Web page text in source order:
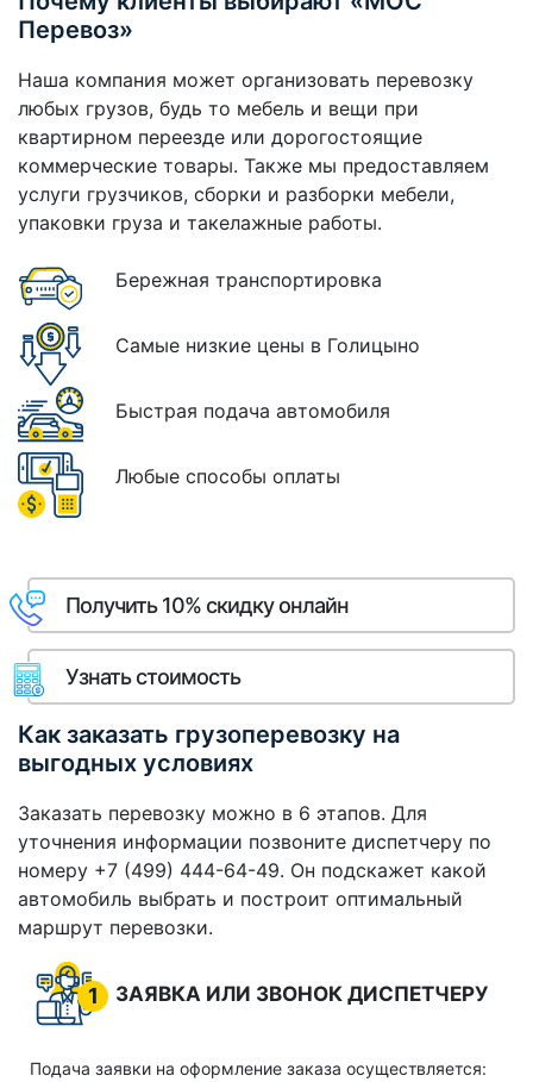
Перевоз»
Наша компания может организовать перевозку
любых грузов, будь то мебель и вещи при
квартирном переезде или дорогостоящие
коммерческие товары. Также мы предоставляем
услуги грузчиков, сборки и разборки мебели,
упаковки груза и такелажные работы.
Бережная транспортировка
Самые низкие цены в Голицыно
Быстрая подача автомобиля
Любые способы оплаты
Получить 10% скидку онлайн
Узнать стоимость
Как заказать грузоперевозку на
выгодных условиях
Заказать перевозку можно в 6 этапов. Для
уточнения информации позвоните диспетчеру по
номеру +7 (499) 444-64-49. Он подскажет какой
автомобиль выбрать и построит оптимальный
маршрут перевозки.
1 ЗАЯВКА ИЛИ ЗВОНОК ДИСПЕТЧЕРУ
Подача заявки на оформление заказа осуществляется: